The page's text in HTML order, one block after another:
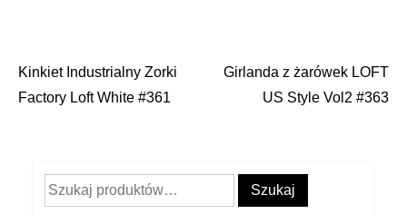
Nawigacja
Kinkiet Industrialny Zorki
Factory Loft White #361
Girlanda z żarówek LOFT
US Style Vol2 #363
Szukaj: Szukaj